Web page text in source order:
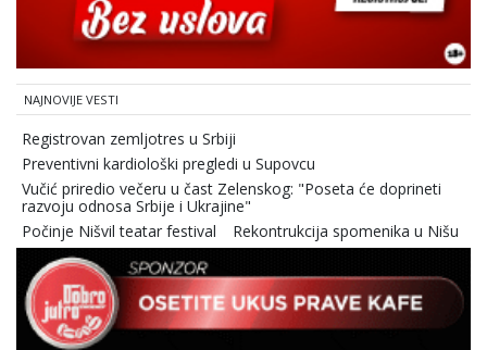
NAJNOVIJE VESTI
Registrovan zemljotres u Srbiji
Preventivni kardiološki pregledi u Supovcu
Vučić priredio večeru u čast Zelenskog: "Poseta će doprineti
razvoju odnosa Srbije i Ukrajine"
Počinje Nišvil teatar festival
Rekontrukcija spomenika u Nišu